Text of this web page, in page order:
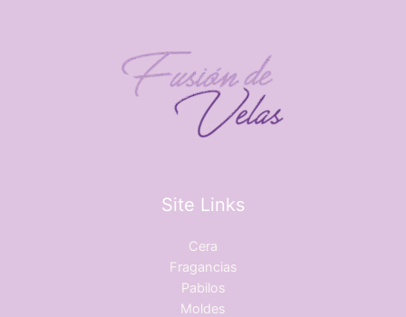
Site Links
Cera
Fragancias
Pabilos
Moldes